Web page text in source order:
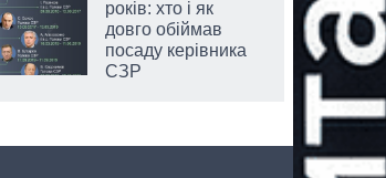
років: хто і як
довго обіймав
посаду керівника
СЗР